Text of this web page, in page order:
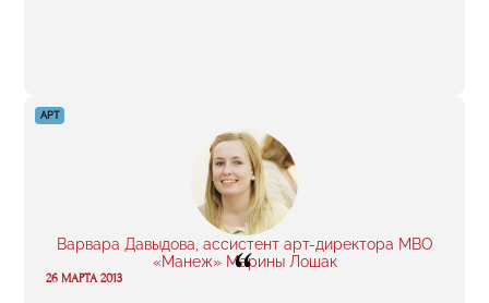
АРТ
Варвара Давыдова, ассистент арт-директора МВО
«Манеж» Марины Лошак
“
26 МАРТА 2013